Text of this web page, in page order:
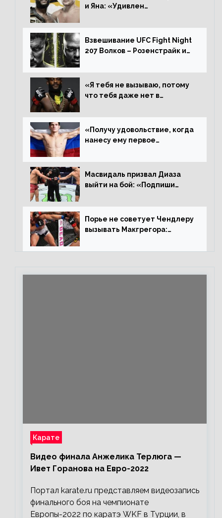
и Яна: «Удивлен
Алджамейн определенно
выиграл»
Взвешивание UFC Fight Night
207 Волков – Розенстрайк и
«Я тебя не вызываю, потому
что тебя даже нет в
пауза», сообщает Стерлинг
ответил Сехудо
«Получу удовольствие, когда
нанесу ему первое
Иге – про бой с Евлоевым
Масвидаль призвал Диаза
выйти на бой: «Подпиши
повторим»
Порье не советует Чендлеру
вызывать Макгрегора:
каждом бою, а Конор умеет
Карате
Видео финала Анжелика Терлюга —
Ивет Горанова на Евро-2022
Портал karate.ru представляем видеозапись
финального боя на чемпионате
Европы-2022 по каратэ WKF в Турции, в